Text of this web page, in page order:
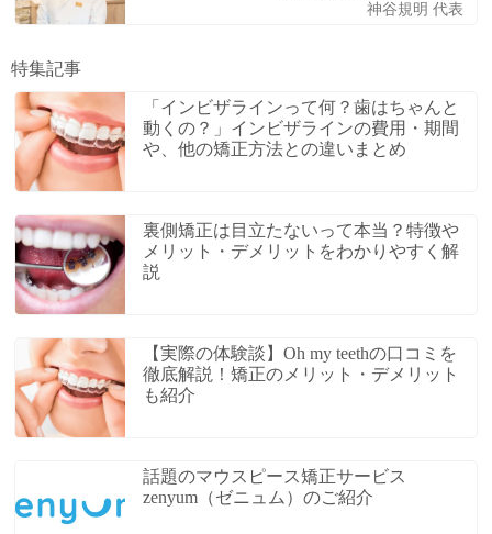
濱田 啓一 院長
特集記事
「インビザラインって何？歯はちゃんと
動くの？」インビザラインの費用・期間
や、他の矯正方法との違いまとめ
裏側矯正は目立たないって本当？特徴や
メリット・デメリットをわかりやすく解
説
【実際の体験談】Oh my teethの口コミを
徹底解説！矯正のメリット・デメリット
も紹介
話題のマウスピース矯正サービス
zenyum（ゼニュム）のご紹介